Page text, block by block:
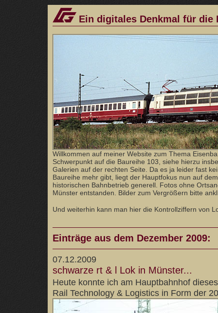
Ein digitales Denkmal für die
Willkommen auf meiner Website zum Thema
Schwerpunkt auf die Baureihe 103, siehe hierzu
Galerien auf der rechten Seite. Da es ja leider fast
Baureihe mehr gibt, liegt der Hauptfokus nun auf
historischen Bahnbetrieb generell. Fotos ohne
Münster entstanden. Bilder zum Vergrößern bitte
Und weiterhin kann man hier die Kontrollziffern von
Einträge aus dem Dezember 2009:
07.12.2009
schwarze rt & l Lok in Münster...
Heute konnte ich am Hauptbahnhof
Rail Technology & Logistics in Form der